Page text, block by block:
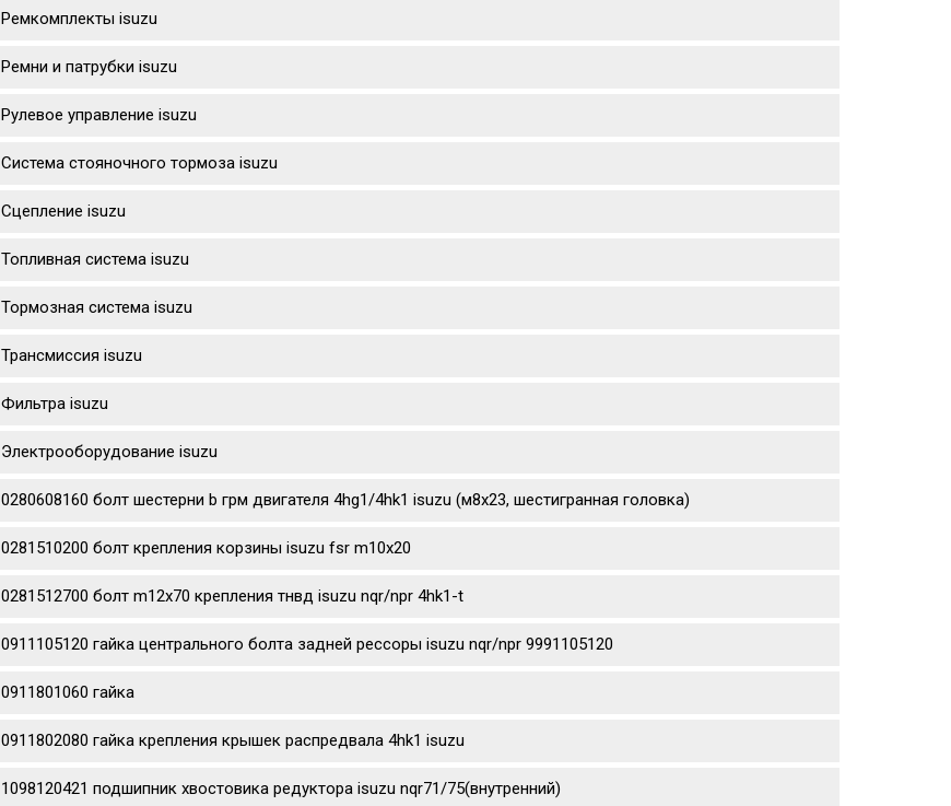
Ремкомплекты isuzu
Ремни и патрубки isuzu
Рулевое управление isuzu
Система стояночного тормоза isuzu
Сцепление isuzu
Топливная система isuzu
Тормозная система isuzu
Трансмиссия isuzu
Фильтра isuzu
Электрооборудование isuzu
0280608160 болт шестерни b грм двигателя 4hg1/4hk1 isuzu (м8х23, шестигранная головка)
0281510200 болт крепления корзины isuzu fsr m10x20
0281512700 болт m12x70 крепления тнвд isuzu nqr/npr 4hk1-t
0911105120 гайка центрального болта задней рессоры isuzu nqr/npr 9991105120
0911801060 гайка
0911802080 гайка крепления крышек распредвала 4hk1 isuzu
1098120421 подшипник хвостовика редуктора isuzu nqr71/75(внутренний)